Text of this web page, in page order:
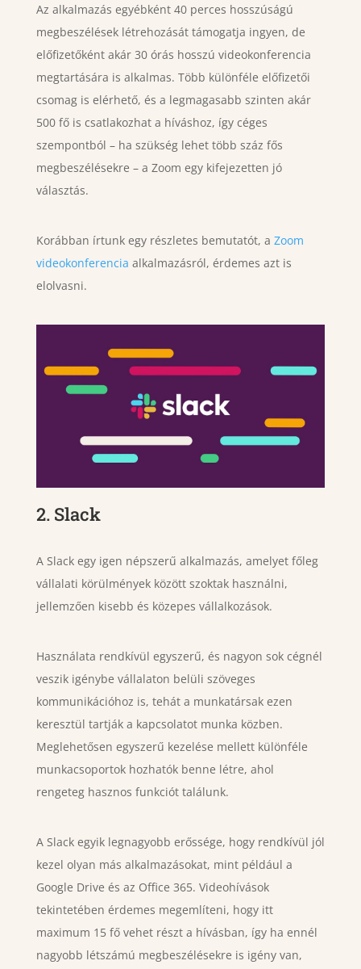
Az alkalmazás egyébként 40 perces hosszúságú
megbeszélések létrehozását támogatja ingyen, de
előfizetőként akár 30 órás hosszú videokonferencia
megtartására is alkalmas. Több különféle előfizetői
csomag is elérhető, és a legmagasabb szinten akár
500 fő is csatlakozhat a híváshoz, így céges
szempontból – ha szükség lehet több száz fős
megbeszélésekre – a Zoom egy kifejezetten jó
választás.
Korábban írtunk egy részletes bemutatót, a Zoom
videokonferencia alkalmazásról, érdemes azt is
elolvasni.
2. Slack
A Slack egy igen népszerű alkalmazás, amelyet főleg
vállalati körülmények között szoktak használni,
jellemzően kisebb és közepes vállalkozások.
Használata rendkívül egyszerű, és nagyon sok cégnél
veszik igénybe vállalaton belüli szöveges
kommunikációhoz is, tehát a munkatársak ezen
keresztül tartják a kapcsolatot munka közben.
Meglehetősen egyszerű kezelése mellett különféle
munkacsoportok hozhatók benne létre, ahol
rengeteg hasznos funkciót találunk.
A Slack egyik legnagyobb erőssége, hogy rendkívül jól
kezel olyan más alkalmazásokat, mint például a
Google Drive és az Office 365. Videohívások
tekintetében érdemes megemlíteni, hogy itt
maximum 15 fő vehet részt a hívásban, így ha ennél
nagyobb létszámú megbeszélésekre is igény van,